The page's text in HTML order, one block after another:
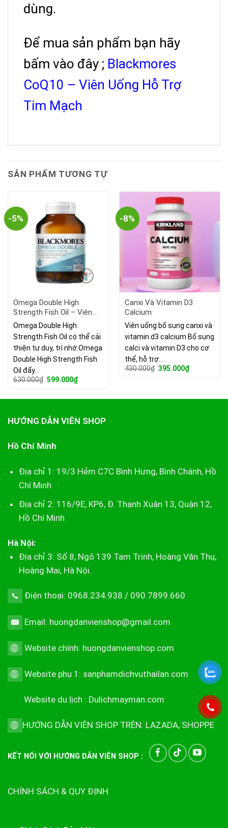
dùng.
Để mua sản phẩm bạn hãy
bấm vào đây ; Blackmores
CoQ10 – Viên Uống Hỗ Trợ
Tim Mạch
SẢN PHẨM TƯƠNG TỰ
-5%
Omega Double High
Strength Fish Oil – Viên
Uống Bổ Sung Dầu Cá.
Omega Double High
Strength Fish Oil có thể cải
thiện tư duy, trí nhớ.Omega
Double High Strength Fish
Oil đẩy…
630.000₫ Giá
630.000₫.
599.000₫Giá
hiện
là:
-8%
Canxi Và Vitamin D3
Calcium
Viên uống bổ sung canxi và
vitamin d3 calcium Bổ sung
calci và vitamin D3 cho cơ
thể, hỗ trợ…
430.000₫ Giá
395.000₫Giá
hiện
HƯỚNG DẪN VIÊN SHOP
Hồ Chí Minh
Địa chỉ 1: 19/3 Hẻm C7C Bình Hưng, Bình Chánh, Hồ
Chí Minh
Địa chỉ 2: 116/9E, KP6, Đ. Thạnh Xuân 13, Quận 12,
Hồ Chí Minh
Hà Nội:
Địa chỉ 3: Số 8, Ngõ 139 Tam Trinh, Hoàng Văn Thụ,
Hoàng Mai, Hà Nội.
Điện thoại: 0968.234.938 / 090.7899.660
Email: huongdanvienshop@gmail.com
Website chính: huongdanvienshop.com
Website phụ 1: sanphamdichvuthailan.com
Website du lịch : Dulichmayman.com
HƯỚNG DẪN VIÊN SHOP TRÊN: LAZADA, SHOPPE
KẾT NỐI VỚI HƯỚNG DẪN VIÊN SHOP :
CHÍNH SÁCH & QUY ĐỊNH